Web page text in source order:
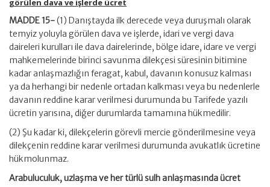
görülen dava ve işlerde ücret
MADDE 15-(1) Danıştayda ilk derecede veya duruşmalı olarak
temyiz yoluyla görülen dava ve işlerde, idari ve vergi dava
daireleri kurulları ile dava dairelerinde, bölge idare, idare ve vergi
mahkemelerinde birinci savunma dilekçesi süresinin bitimine
kadar anlaşmazlığın feragat, kabul, davanın konusuz kalması
ya da herhangi bir nedenle ortadan kalkması veya bu nedenlerle
davanın reddine karar verilmesi durumunda bu Tarifede yazılı
ücretin yarısına, diğer durumlarda tamamına hükmedilir.
(2) Şu kadar ki, dilekçelerin görevli mercie gönderilmesine veya
dilekçenin reddine karar verilmesi durumunda avukatlık ücretine
hükmolunmaz.
Arabuluculuk, uzlaşma ve her türlü sulh anlaşmasında ücret